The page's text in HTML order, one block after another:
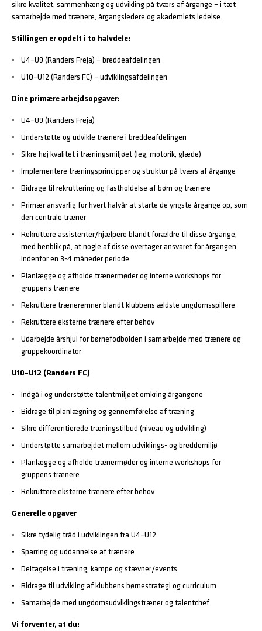
sikre kvalitet, sammenhæng og udvikling på tværs af årgange – i tæt
samarbejde med trænere, årgangsledere og akademiets ledelse.
Stillingen er opdelt i to halvdele:
U4–U9 (Randers Freja) – breddeafdelingen
U10–U12 (Randers FC) – udviklingsafdelingen
Dine primære arbejdsopgaver:
U4–U9 (Randers Freja)
Understøtte og udvikle trænere i breddeafdelingen
Sikre høj kvalitet i træningsmiljøet (leg, motorik, glæde)
Implementere træningsprincipper og struktur på tværs af årgange
Bidrage til rekruttering og fastholdelse af børn og trænere
Primær ansvarlig for hvert halvår at starte de yngste årgange op, som
den centrale træner
Rekruttere assistenter/hjælpere blandt forældre til disse årgange,
med henblik på, at nogle af disse overtager ansvaret for årgangen
indenfor en 3-4 måneder periode.
Planlægge og afholde trænermøder og interne workshops for
gruppens trænere
Rekruttere træneremner blandt klubbens ældste ungdomsspillere
Rekruttere eksterne trænere efter behov
Udarbejde årshjul for børnefodbolden i samarbejde med trænere og
gruppekoordinator
U10–U12 (Randers FC)
Indgå i og understøtte talentmiljøet omkring årgangene
Bidrage til planlægning og gennemførelse af træning
Sikre differentierede træningstilbud (niveau og udvikling)
Understøtte samarbejdet mellem udviklings- og breddemiljø
Planlægge og afholde trænermøder og interne workshops for
gruppens trænere
Rekruttere eksterne trænere efter behov
Generelle opgaver
Sikre tydelig tråd i udviklingen fra U4–U12
Sparring og uddannelse af trænere
Deltagelse i træning, kampe og stævner/events
Bidrage til udvikling af klubbens børnestrategi og curriculum
Samarbejde med ungdomsudviklingstræner og talentchef
Vi forventer, at du: